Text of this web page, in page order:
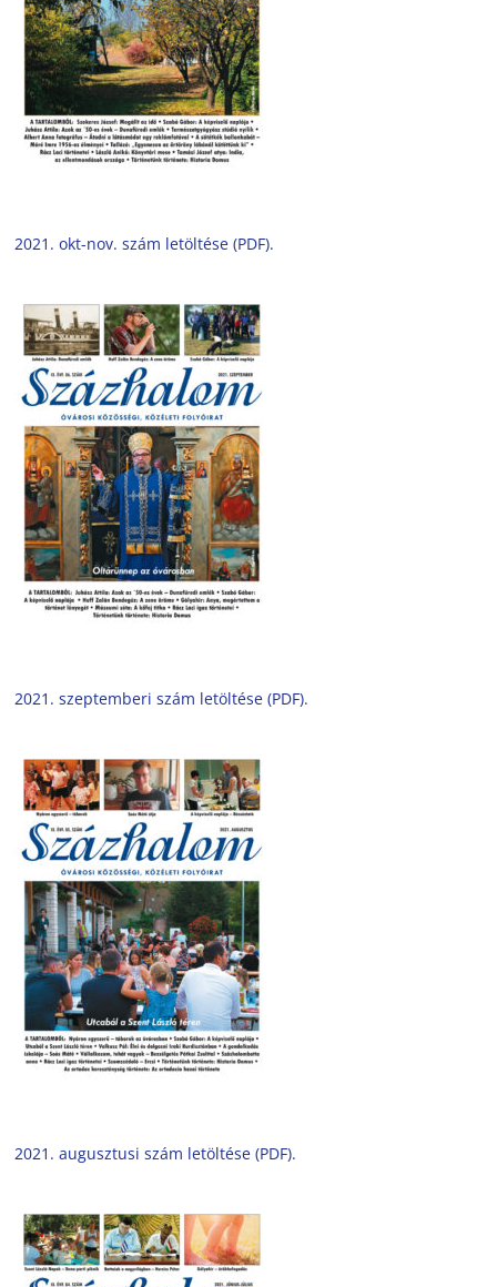
2021. okt-nov. szám letöltése (PDF).
2021. szeptemberi szám letöltése (PDF).
2021. augusztusi szám letöltése (PDF).